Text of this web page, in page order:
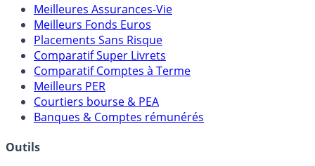
Meilleures Assurances-Vie
Meilleurs Fonds Euros
Placements Sans Risque
Comparatif Super Livrets
Comparatif Comptes à Terme
Meilleurs PER
Courtiers bourse & PEA
Banques & Comptes rémunérés
Outils